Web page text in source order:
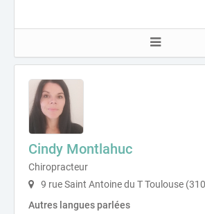
Cindy Montlahuc
Chiropracteur
9 rue Saint Antoine du T Toulouse
Autres langues parlées